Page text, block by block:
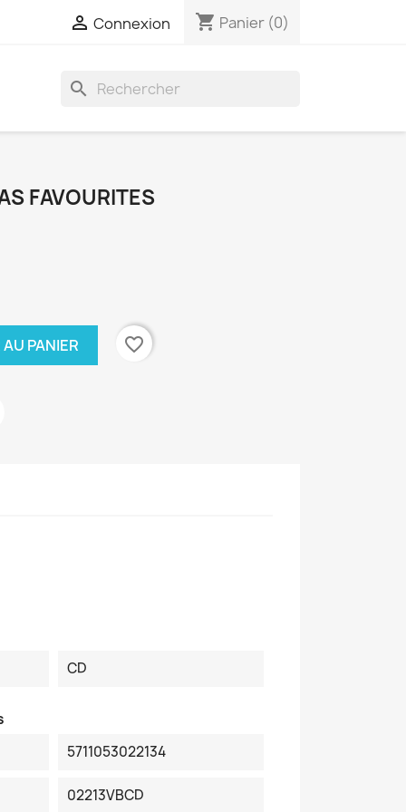
 Connexion shopping_cart Panier (0)
search
FAVOURITES
PANIER favorite_border
CD
5711053022134
02213VBCD